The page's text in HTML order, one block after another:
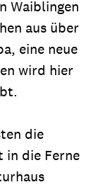
Waiblingen
aus über
eine neue
wird hier
die
in die Ferne